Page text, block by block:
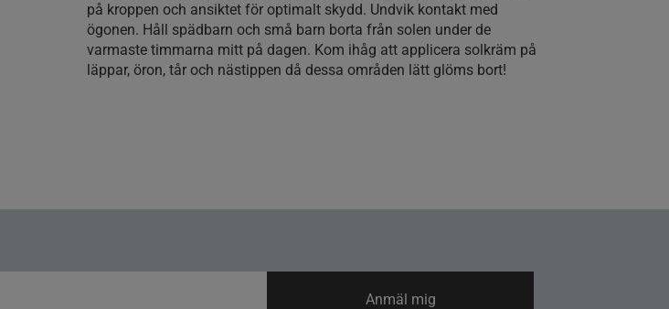
på kroppen och ansiktet för optimalt skydd. Undvik kontakt med
ögonen. Håll spädbarn och små barn borta från solen under de
varmaste timmarna mitt på dagen. Kom ihåg att applicera solkräm på
läppar, öron, tår och nästippen då dessa områden lätt glöms bort!
Anmäl mig